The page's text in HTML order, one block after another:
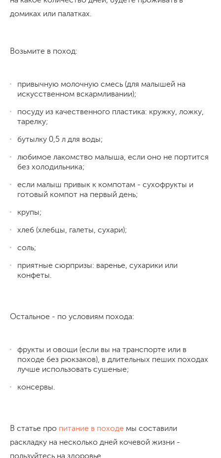
домиках или палатках.
Возьмите в поход:
привычную молочную смесь (для малышей на
искусственном вскармливании);
посуду из качественного пластика: кружку, ложку,
тарелку;
бутылку 0,5 л для воды;
любимое лакомство малыша, если оно не портится
без холодильника;
если малыш привык к компотам - сухофрукты и
готовый компот на первый день;
крупы;
хлеб (хлебцы, галеты, сухари);
соль;
приятные сюрпризы: варенье, сухарики или
конфеты.
Остальное - по условиям похода:
фрукты и овощи (если вы на транспорте или в
походе без рюкзаков), в длительных пеших походах
лучше использовать сушеные;
консервы.
В статье про питание в походе мы составили
раскладку на несколько дней кочевой жизни -
пользуйтесь на здоровье.